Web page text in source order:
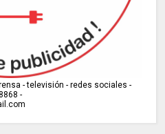
- televisión - redes sociales -
-